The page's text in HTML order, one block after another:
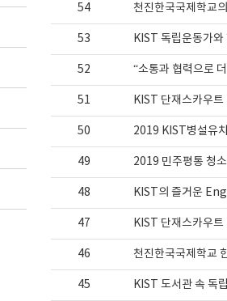
54 천진한국국제학교
53 KIST 독립운동가
52 “소통과 협력으로
51 KIST 단재스카우
50 2019 KIST병설유
49 2019 민주평통 청
48 KIST의 즐거운
47 KIST 단재스카우
46 천진한국국제학교
45 KIST 도서관 속 독